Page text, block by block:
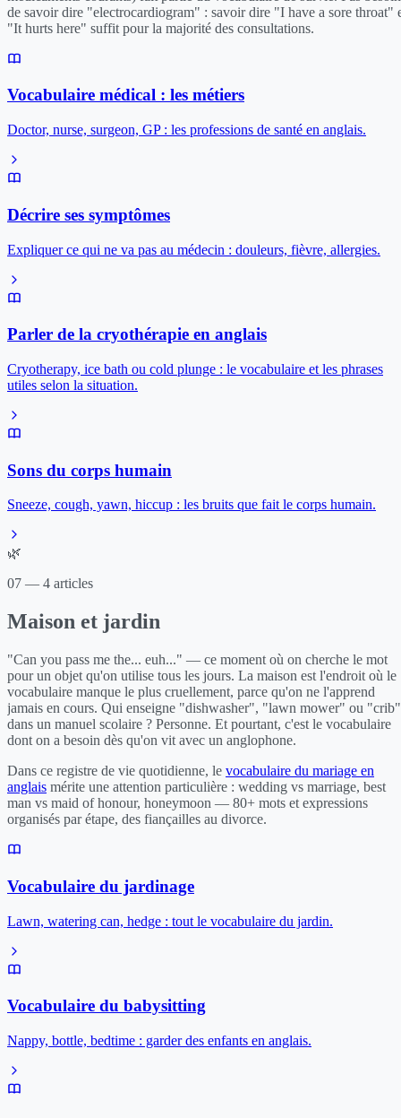
de savoir dire "electrocardiogram" : savoir dire "I have a sore throat"
"It hurts here" suffit pour la majorité des consultations.
Vocabulaire médical : les métiers
Doctor, nurse, surgeon, GP : les professions de santé en anglais.
Décrire ses symptômes
Expliquer ce qui ne va pas au médecin : douleurs, fièvre, allergies.
Parler de la cryothérapie en anglais
Cryotherapy, ice bath ou cold plunge : le vocabulaire et les phrases
utiles selon la situation.
Sons du corps humain
Sneeze, cough, yawn, hiccup : les bruits que fait le corps humain.
🌿
07 — 4 articles
Maison et jardin
"Can you pass me the... euh..." — ce moment où on cherche le mot
pour un objet qu'on utilise tous les jours. La maison est l'endroit où le
vocabulaire manque le plus cruellement, parce qu'on ne l'apprend
jamais en cours. Qui enseigne "dishwasher", "lawn mower" ou "crib"
dans un manuel scolaire ? Personne. Et pourtant, c'est le vocabulaire
dont on a besoin dès qu'on vit avec un anglophone.
Dans ce registre de vie quotidienne, le vocabulaire du mariage en
anglais mérite une attention particulière : wedding vs marriage, best
man vs maid of honour, honeymoon — 80+ mots et expressions
organisés par étape, des fiançailles au divorce.
Vocabulaire du jardinage
Lawn, watering can, hedge : tout le vocabulaire du jardin.
Vocabulaire du babysitting
Nappy, bottle, bedtime : garder des enfants en anglais.